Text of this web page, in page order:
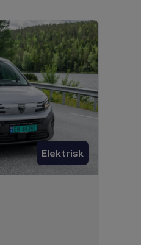
Elektrisk